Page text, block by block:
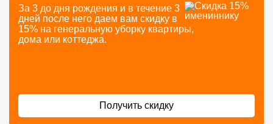
За 3 до дня рождения и в течение 3
дней после него даем вам скидку в
15% на генеральную уборку квартиры,
дома или коттеджа.
Получить скидку